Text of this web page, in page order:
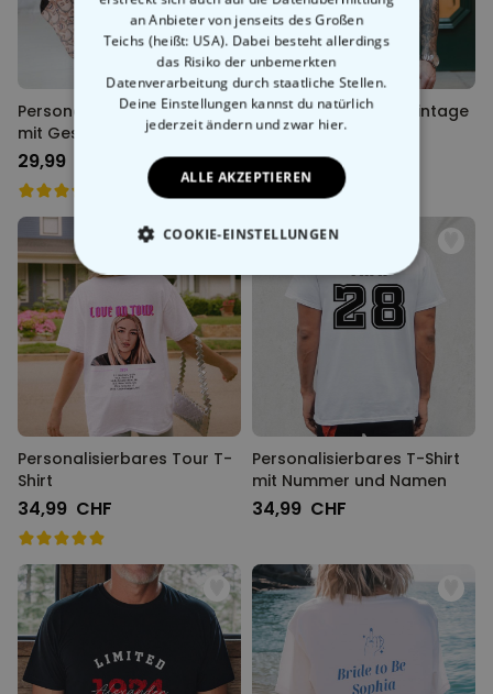
Personalisierbare Socken
mit Gesicht
29,99 CHF
Personalisierbares Vintage
Bootleg T-Shirt
34,99 CHF
Personalisierbares Tour T-
Shirt
34,99 CHF
Personalisierbares T-Shirt
mit Nummer und Namen
34,99 CHF
an Anbieter von jenseits des Großen
Teichs (heißt: USA). Dabei besteht allerdings
das Risiko der unbemerkten
Datenverarbeitung durch staatliche Stellen.
Deine Einstellungen kannst du natürlich
jederzeit ändern und zwar hier.
ALLE AKZEPTIEREN
COOKIE-EINSTELLUNGEN
ESSENTIELL
PERFORMANCE
MARKETING SONSTIGE